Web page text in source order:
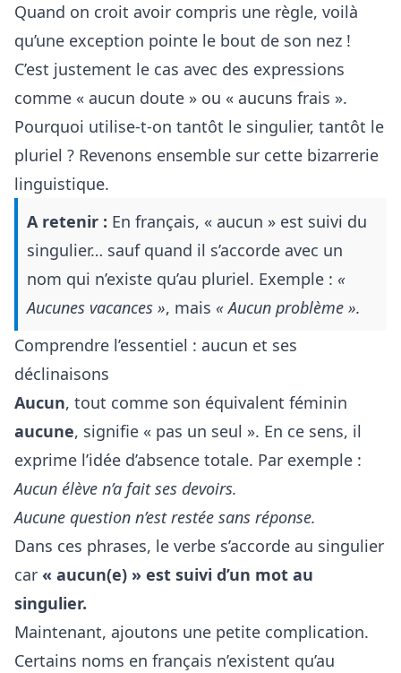
Quand on croit avoir compris une règle, voilà
qu’une exception pointe le bout de son nez !
C’est justement le cas avec des expressions
comme « aucun doute » ou « aucuns frais ».
Pourquoi utilise-t-on tantôt le singulier, tantôt le
pluriel ? Revenons ensemble sur cette bizarrerie
linguistique.
A retenir : En français, « aucun » est suivi du
singulier… sauf quand il s’accorde avec un
nom qui n’existe qu’au pluriel. Exemple : «
Aucunes vacances », mais « Aucun problème ».
Comprendre l’essentiel : aucun et ses
déclinaisons
Aucun, tout comme son équivalent féminin
aucune, signifie « pas un seul ». En ce sens, il
exprime l’idée d’absence totale. Par exemple :
Aucun élève n’a fait ses devoirs.
Aucune question n’est restée sans réponse.
Dans ces phrases, le verbe s’accorde au singulier
car « aucun(e) » est suivi d’un mot au
singulier.
Maintenant, ajoutons une petite complication.
Certains noms en français n’existent qu’au